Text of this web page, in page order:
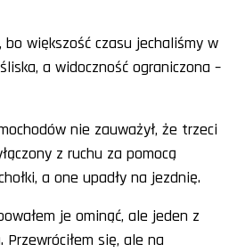
bo większość czasu jechaliśmy w
a widoczność ograniczona –
nie zauważył, że trzeci
z ruchu za pomocą
a one upadły na jezdnię.
je ominąć, ale jeden z
Przewróciłem się, ale na